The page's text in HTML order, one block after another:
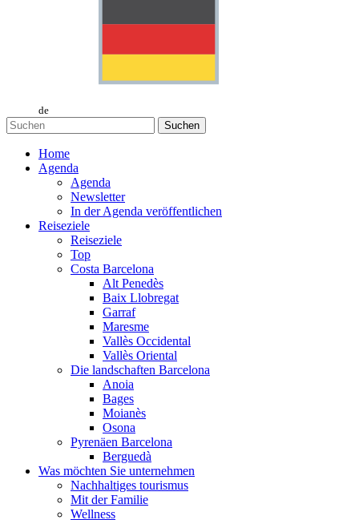
de
Suchen
Home
Agenda
Agenda
Newsletter
In der Agenda veröffentlichen
Reiseziele
Reiseziele
Top
Costa Barcelona
Alt Penedès
Baix Llobregat
Garraf
Maresme
Vallès Occidental
Vallès Oriental
Die landschaften Barcelona
Anoia
Bages
Moianès
Osona
Pyrenäen Barcelona
Berguedà
Was möchten Sie unternehmen
Nachhaltiges tourismus
Mit der Familie
Wellness